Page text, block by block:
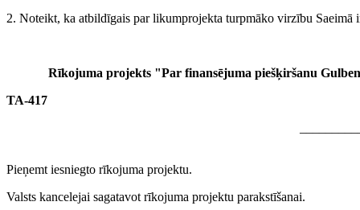
2. Noteikt, ka atbildīgais par likumprojekta turpmāko virzību Saeimā
Rīkojuma projekts "Par finansējuma piešķiršanu
TA-417
Pieņemt iesniegto rīkojuma projektu.
Valsts kancelejai sagatavot rīkojuma projektu parakstīšanai.